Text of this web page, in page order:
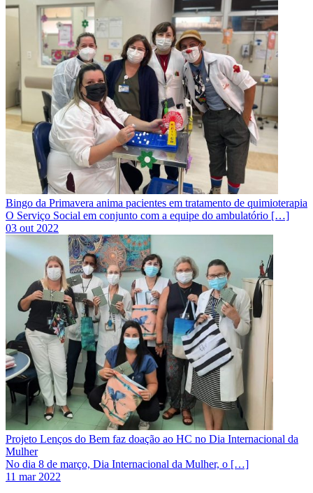
Bingo da Primavera anima pacientes em tratamento de quimioterapia
O Serviço Social em conjunto com a equipe do ambulatório […]
03 out 2022
Projeto Lenços do Bem faz doação ao HC no Dia Internacional da
Mulher
No dia 8 de março, Dia Internacional da Mulher, o […]
11 mar 2022